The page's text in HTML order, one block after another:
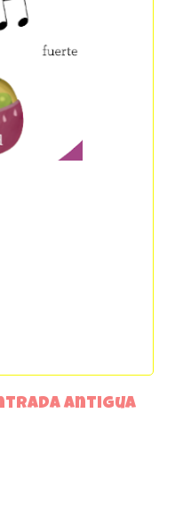
antigua